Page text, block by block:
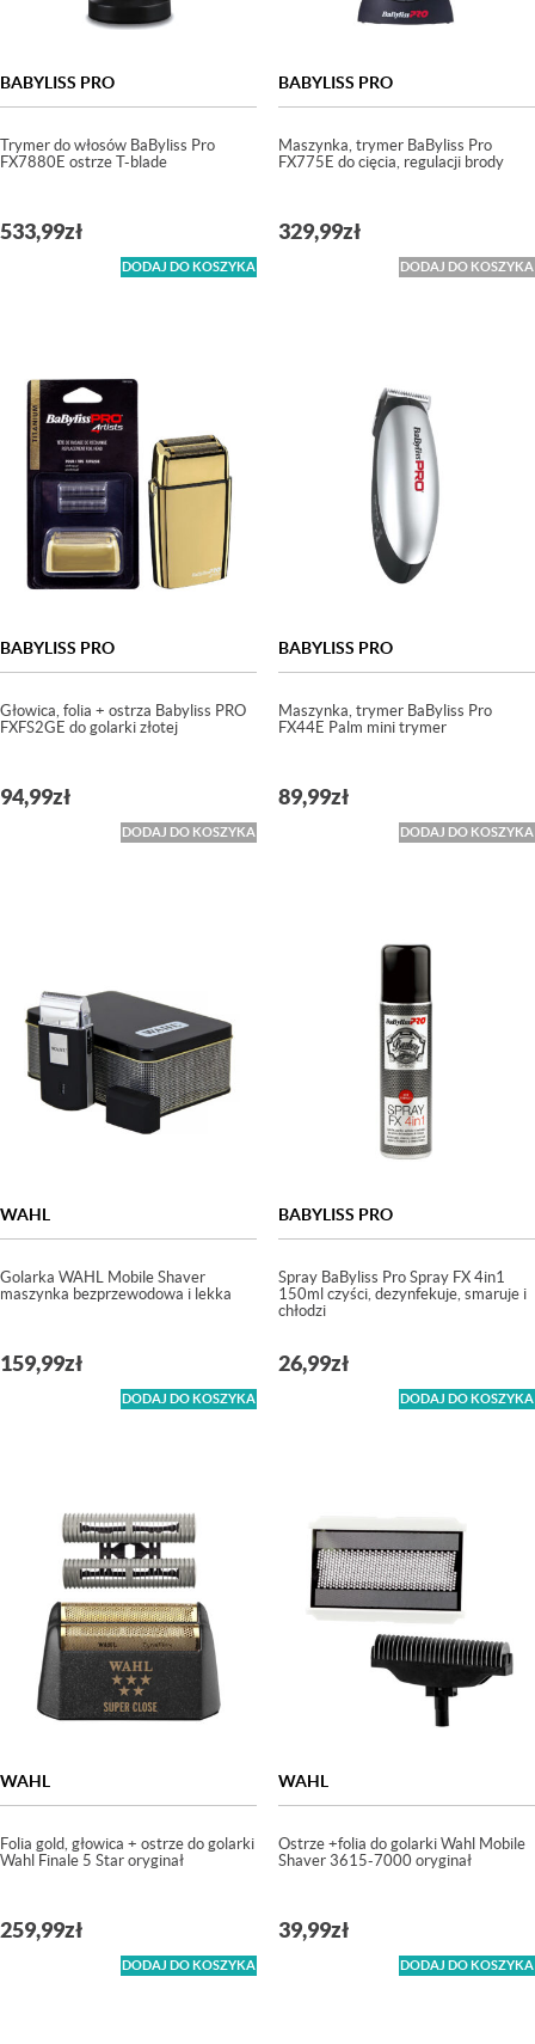
BABYLISS PRO
Trymer do włosów BaByliss Pro
FX7880E ostrze T-blade
533,99zł
DODAJ DO KOSZYKA
BABYLISS PRO
Maszynka, trymer BaByliss Pro
FX775E do cięcia, regulacji brody
329,99zł
DODAJ DO KOSZYKA
BABYLISS PRO
Głowica, folia + ostrza Babyliss PRO
FXFS2GE do golarki złotej
94,99zł
DODAJ DO KOSZYKA
BABYLISS PRO
Maszynka, trymer BaByliss Pro
FX44E Palm mini trymer
89,99zł
DODAJ DO KOSZYKA
WAHL
Golarka WAHL Mobile Shaver
maszynka bezprzewodowa i lekka
159,99zł
DODAJ DO KOSZYKA
BABYLISS PRO
Spray BaByliss Pro Spray FX 4in1
150ml czyści, dezynfekuje, smaruje i
chłodzi
26,99zł
DODAJ DO KOSZYKA
WAHL
Folia gold, głowica + ostrze do golarki
Wahl Finale 5 Star oryginał
259,99zł
DODAJ DO KOSZYKA
WAHL
Ostrze +folia do golarki Wahl Mobile
Shaver 3615-7000 oryginał
39,99zł
DODAJ DO KOSZYKA